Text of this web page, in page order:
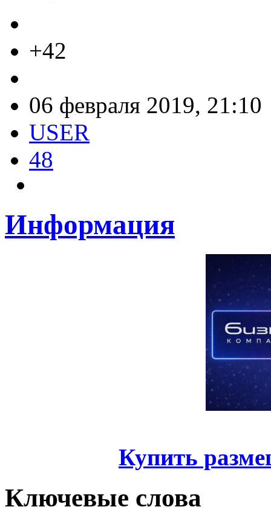
+42
06 февраля 2019, 21:10
USER
48
Информация
Купить
Ключевые слова